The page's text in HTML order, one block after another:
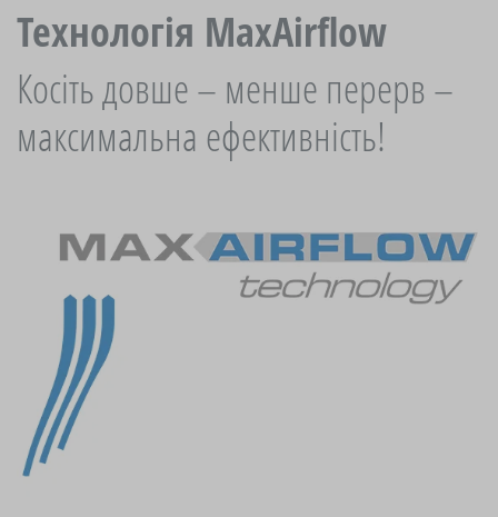
Технологія MaxAirflow
Косіть довше – менше перерв –
максимальна ефективність!